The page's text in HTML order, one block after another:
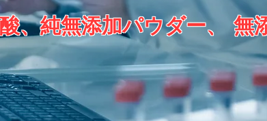
、純無添加パウダー、 無